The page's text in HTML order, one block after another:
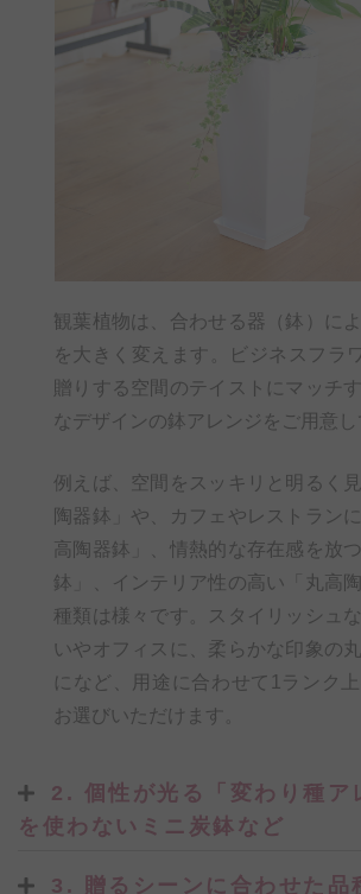
観葉植物は、合わせる器（鉢）に
を大きく変えます。ビジネスフラ
贈りする空間のテイストにマッチ
なデザインの鉢アレンジをご用意し
例えば、空間をスッキリと明るく
陶器鉢」や、カフェやレストラン
高陶器鉢」、情熱的な存在感を放
鉢」、インテリア性の高い「丸高
種類は様々です。スタイリッシュ
いやオフィスに、柔らかな印象の
になど、用途に合わせて1ランク
お選びいただけます。
2. 個性が光る「変わり種ア
を使わないミニ炭鉢など
3. 贈るシーンに合わせた品